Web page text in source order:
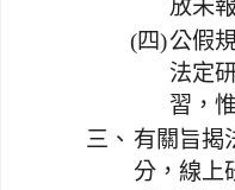
放未
(四)公假
法定
習，
三、 有關旨揭
分，線上